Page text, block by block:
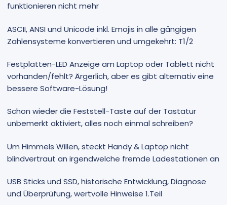
funktionieren nicht mehr
ASCII, ANSI und Unicode inkl. Emojis in alle gängigen
Zahlensysteme konvertieren und umgekehrt: T1/2
Festplatten-LED Anzeige am Laptop oder Tablett nicht
vorhanden/fehlt? Ärgerlich, aber es gibt alternativ eine
bessere Software-Lösung!
Schon wieder die Feststell-Taste auf der Tastatur
unbemerkt aktiviert, alles noch einmal schreiben?
Um Himmels Willen, steckt Handy & Laptop nicht
blindvertraut an irgendwelche fremde Ladestationen an
USB Sticks und SSD, historische Entwicklung, Diagnose
und Überprüfung, wertvolle Hinweise 1.Teil